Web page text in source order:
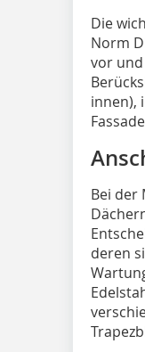
Die
Norm
vor
innen),
Bei der
deren